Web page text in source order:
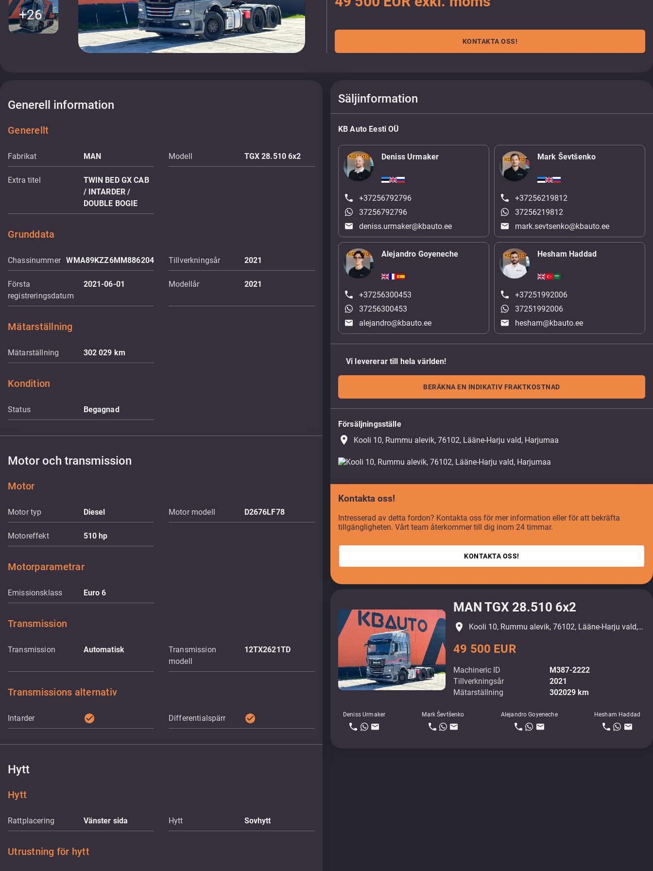
+26
KONTAKTA OSS!
Generell information
Generellt
Fabrikat MAN Modell TGX 28.510 6x2
Extra titel
TWIN BED GX CAB
/ INTARDER /
DOUBLE BOGIE
Grunddata
Chassinummer WMA89KZZ6MM886204 Tillverkningsår 2021
Första
registreringsdatum
2021-06-01 Modellår 2021
Mätarställning
Mätarställning 302 029 km
Kondition
Status Begagnad
Motor och transmission
Motor
Motor typ Diesel Motor modell D2676LF78
Motoreffekt 510hp
Motorparametrar
Emissionsklass Euro 6
Transmission
Transmission Automatisk
Transmission
modell
12TX2621TD
Transmissions alternativ
Intarder check_circle Differentialspärr check_circle
Hytt
Hytt
Rattplacering Vänster sida Hytt Sovhytt
Utrustning för hytt
Säljinformation
KB Auto Eesti OÜ
Deniss Urmaker
+37256792796
37256792796
deniss.urmaker@kbauto.ee
Mark Ševtšenko
+37256219812
37256219812
mark.sevtsenko@kbauto.ee
Alejandro Goyeneche
+37256300453
37256300453
alejandro@kbauto.ee
Hesham Haddad
+37251992006
37251992006
hesham@kbauto.ee
Vi levererar till hela världen!
BERÄKNA EN INDIKATIV FRAKTKOSTNAD
Försäljningsställe
place Kooli 10, Rummu alevik, 76102, Lääne-Harju vald, Harjumaa
Kontakta oss!
Intresserad av detta fordon? Kontakta oss för mer information eller för att bekräfta
tillgängligheten. Vårt team återkommer till dig inom 24 timmar.
KONTAKTA OSS!
MAN TGX 28.510 6x2
Machineric ID
M387-2222
Tillverkningsår
2021
Mätarställning
302029 km
Deniss Urmaker Mark Ševtšenko Alejandro Goyeneche Hesham Haddad
49 500 EUR
place Kooli 10, Rummu alevik, 76102, Lääne-Harju vald, Harjumaa